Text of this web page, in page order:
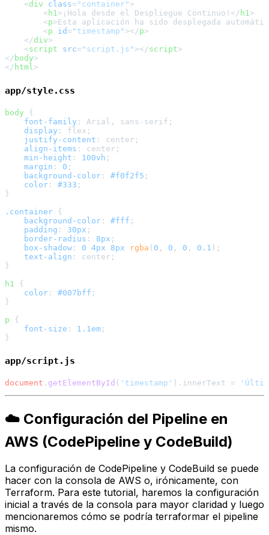
<div class= "container" >
< h1> ¡Hola desde el Despliegue Continuo! </ h1>
<p>Esta aplicación ha sido desplegada
<p id= "timestamp" ></p>
</div>
<script src= "script.js" ></script>
</ body>
</ html>
app/style.css
body {
font-family : Arial, sans-serif;
display : flex;
justify-content : center;
align-items : center;
min-height : 100vh ;
margin : 0 ;
background-color : #f0f2f5 ;
color : #333 ;
}
.container {
background-color : #fff ;
padding : 30px ;
border-radius : 8px ;
box-shadow : 0 4px 8px rgba ( 0 , 0 , 0 , 0.1 );
text-align : center;
}
h1
{
color : #007bff ;
}
p {
font-size : 1.1em ;
app/script.js
document . getElementById ( 'timestamp' ). innerText =
☁️ Configuración del Pipeline en
AWS (CodePipeline y CodeBuild)
La configuración de CodePipeline y CodeBuild se puede
hacer con la consola de AWS o, irónicamente, con
Terraform. Para este tutorial, haremos la configuración
inicial a través de la consola para mayor claridad y luego
mencionaremos cómo se podría terraformar el pipeline
mismo.